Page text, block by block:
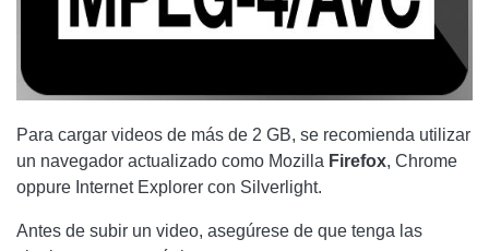
Para cargar videos de más de 2 GB, se recomienda utilizar
un navegador actualizado como Mozilla Firefox, Chrome
oppure InternetExplorer con Silverlight.
Antes de subir un video, asegúrese de que tenga las